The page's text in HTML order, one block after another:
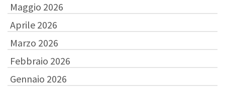
Maggio 2026
Aprile 2026
Marzo 2026
Febbraio 2026
Gennaio 2026